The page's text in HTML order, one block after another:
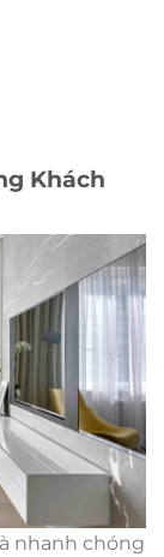
Khách
nhanh chóng